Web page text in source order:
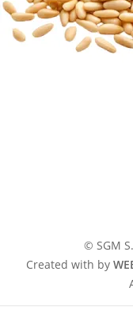
© SGM
Created with by